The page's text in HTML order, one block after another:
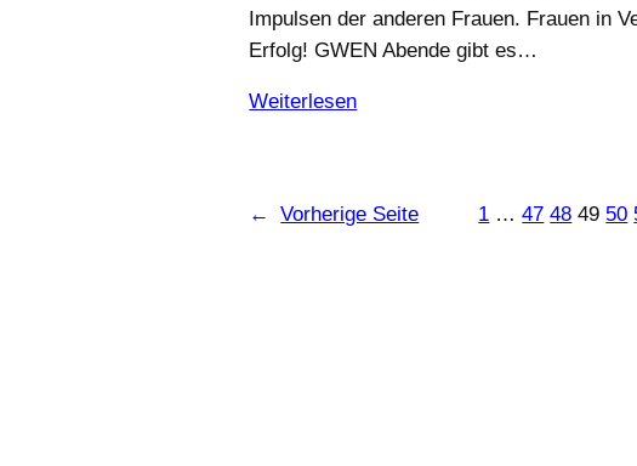
Impulsen der anderen Frauen. Frauen in
Erfolg! GWEN Abende gibt es…
Weiterlesen
← Vorherige Seite 1 … 47 48 49 50